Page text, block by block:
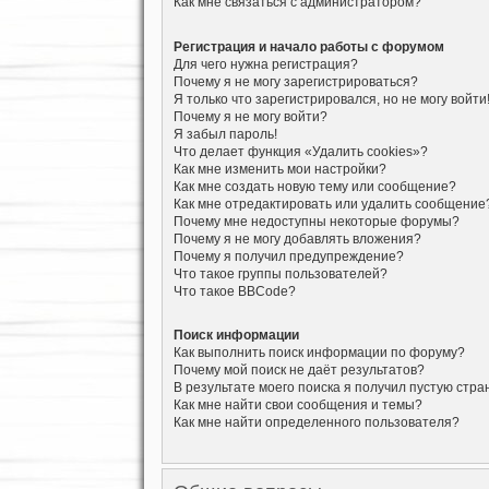
Регистрация и начало работы с форумом
Для чего нужна регистрация?
Почему я не могу зарегистрироваться?
Я только что зарегистрировался, но не могу войти!
Почему я не могу войти?
Я забыл пароль!
Что делает функция «Удалить cookies»?
Как мне изменить мои настройки?
Как мне создать новую тему или сообщение?
Как мне отредактировать или удалить
Почему мне недоступны некоторые форумы?
Почему я не могу добавлять вложения?
Почему я получил предупреждение?
Что такое группы пользователей?
Что такое BBCode?
Поиск информации
Как выполнить поиск информации по форуму?
Почему мой поиск не даёт результатов?
В результате моего поиска я получил пустую
Как мне найти свои сообщения и темы?
Как мне найти определенного пользователя?